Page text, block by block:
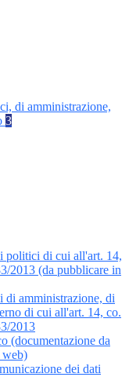
di amministrazione,
3
politici di cui all'art. 14,
2013 (da pubblicare in
amministrazione, di
di cui all'art. 14, co.
2013
(documentazione da
web)
dei dati